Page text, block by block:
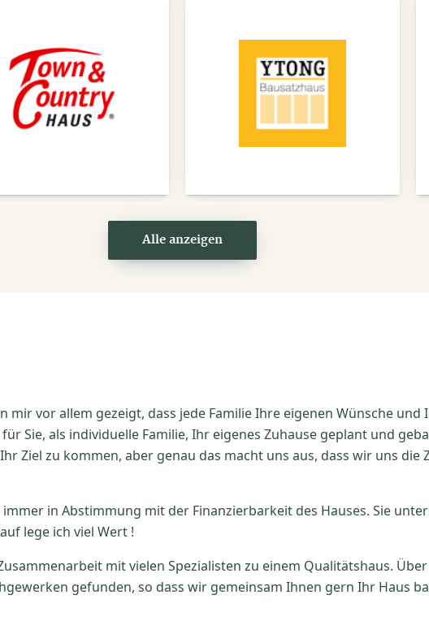
Alle anzeigen
mir vor allem gezeigt, dass jede Familie Ihre eigenen Wünsche
Sie, als individuelle Familie, Ihr eigenes Zuhause geplant und
Ziel zu kommen, aber genau das macht uns aus, dass wir uns die
in Abstimmung mit der Finanzierbarkeit des Hauses. Sie
lege ich viel Wert !
mit vielen Spezialisten zu einem Qualitätshaus.
gefunden, so dass wir gemeinsam Ihnen gern Ihr Haus